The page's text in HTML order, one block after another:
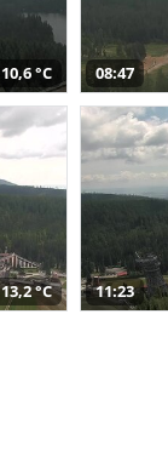
10,6 °C 08:47
13,2 °C 11:23